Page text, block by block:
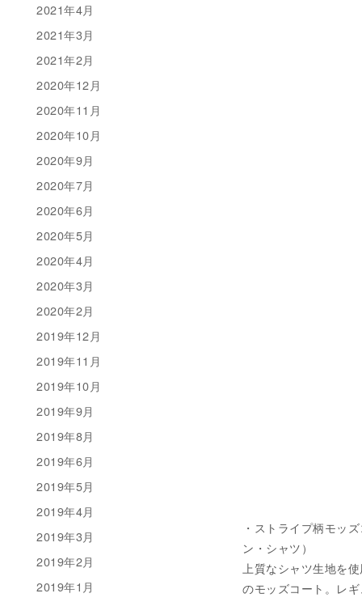
・ストライプ柄モッ
ン・シャツ）
上質なシャツ生地を
のモッズコート。レ
2021年4月
2021年3月
2021年2月
2020年12月
2020年11月
2020年10月
2020年9月
2020年7月
2020年6月
2020年5月
2020年4月
2020年3月
2020年2月
2019年12月
2019年11月
2019年10月
2019年9月
2019年8月
2019年6月
2019年5月
2019年4月
2019年3月
2019年2月
2019年1月